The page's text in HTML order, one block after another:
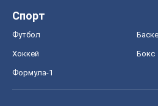
Спорт
Футбол
Хоккей Бокс
Формула-1